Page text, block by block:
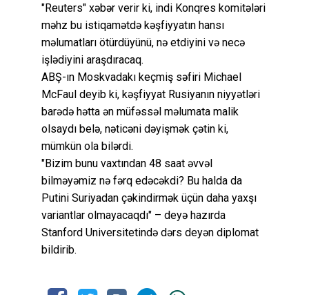
"Reuters" xəbər verir ki, indi Konqres komitələri
məhz bu istiqamətdə kəşfiyyatın hansı
məlumatları ötürdüyünü, nə etdiyini və necə
işlədiyini araşdıracaq.
ABŞ-ın Moskvadakı keçmiş səfiri Michael
McFaul deyib ki, kəşfiyyat Rusiyanın niyyətləri
barədə hətta ən müfəssəl məlumata malik
olsaydı belə, nəticəni dəyişmək çətin ki,
mümkün ola bilərdi.
"Bizim bunu vaxtından 48 saat əvvəl
bilməyəmiz nə fərq edəcəkdi? Bu halda da
Putini Suriyadan çəkindirmək üçün daha yaxşı
variantlar olmayacaqdı" – deyə hazırda
Stanford Universitetində dərs deyən diplomat
bildirib.